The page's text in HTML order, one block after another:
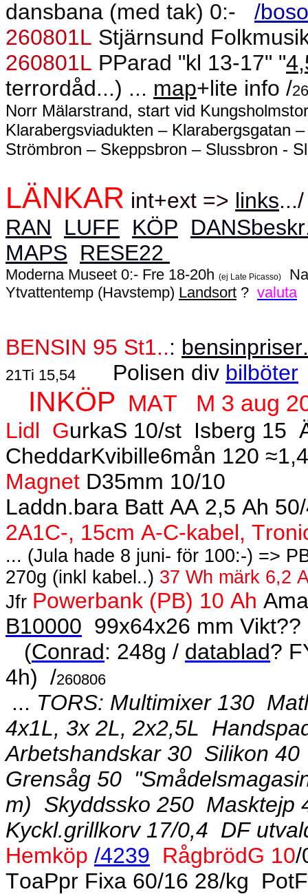
dansbana (med tak) 0:-
/
260801L Stjärnsund
260801L PParad "kl 13-17" "
terrordåd...) ... map+lite info /
Norr Mälarstrand, start vid
Klarabergsviadukten – Klarabergsgatan
Strömbron – Skeppsbron – Slussbron -
LÄNKAR int+ext => links
RAN
LUFF KÖP DANSbeskr
MAPS RESE22
Moderna Museet 0:- Fre 18-20h (ej Late Picasso)
Ytvattentemp (Havstemp) Landsort ? valuta
BENSIN 95 St1..:
21Ti 15,54 Polisen div bilböter
INKÖP MAT M 3 aug
Lidl GurkaS 10/st Isberg 15
CheddarKvibille6mån 120
Magnet D35mm 10/10
Laddn.bara Batt AA 2,5 Ah
2A1C-, 15cm A-C-kabel,
... (Jula hade 8 juni- för 100:-) =>
270g (inkl kabel..) 37 Wh märk 6,2
Jfr Powerbank (PB) 10 Ah
B10000 99x64x26 mm
(Conrad: 248g / datablad?
4h) /260806
... TORS: Multimixer 130
4x1L, 3x 2L, 2x2,5L
Arbetshandskar 30 Silikon 40
Grensåg 50
m) Skyddssko 250 Masktejp
Kyckl.grillkorv 17/0,4 DF
Hemköp /4239 RågbrödG 10/
ToaPpr Fixa 60/16 28/kg